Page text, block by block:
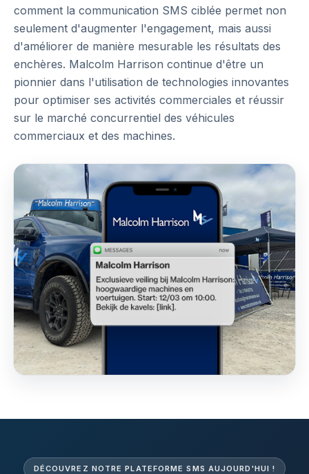
comment la communication SMS ciblée permet non
seulement d'augmenter l'engagement, mais aussi
d'améliorer de manière mesurable les résultats des
enchères. Malcolm Harrison continue d'être un
pionnier dans l'utilisation de technologies innovantes
pour optimiser ses activités commerciales et réussir
sur le marché concurrentiel des véhicules
commerciaux et des machines.
DÉCOUVREZ NOTRE PLATEFORME SMS AUJOURD'HUI !